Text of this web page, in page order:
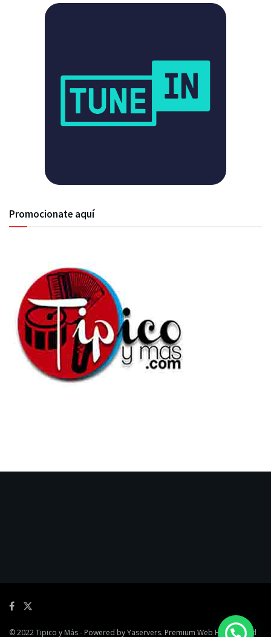
Promocionate aquí
© 2022Tipico y Más- Powered byYaservers. Premium Web Hosting and